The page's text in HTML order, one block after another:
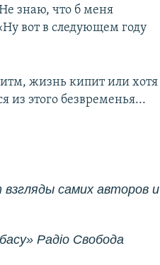
знаю, что б меня
вот в следующем году
жизнь кипит или хотя
из этого безвременья...
самих авторов и
Радіо Свобода